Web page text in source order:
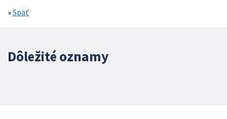
»Späť
Dôležité oznamy